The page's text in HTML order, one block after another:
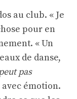
au club. « Je
pour en
« Un
de danse,
pas
émotion.